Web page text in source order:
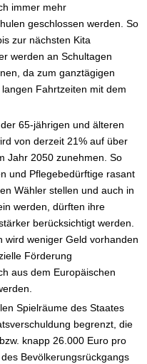
immer mehr
geschlossen werden. So
zur nächsten Kita
werden an Schultagen
da zum ganztägigen
Fahrtzeiten mit dem
65-jährigen und älteren
von derzeit 21% auf über
Jahr 2050 zunehmen. So
und Pflegebedürftige rasant
Wähler stellen und auch in
werden, dürften ihre
berücksichtigt werden.
wird weniger Geld vorhanden
Förderung
aus dem Europäischen
Spielräume des Staates
begrenzt, die
knapp 26.000 Euro pro
Bevölkerungsrückgangs